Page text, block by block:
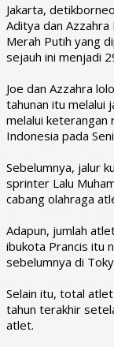
Jakarta,
Aditya dan
Merah Putih yang
sejauh ini menjadi
Joe dan Azzahra
tahunan itu melalui
melalui keterangan
Indonesia pada
Sebelumnya, jalur
sprinter Lalu
cabang olahraga
Adapun, jumlah
ibukota Prancis itu
sebelumnya di
Selain itu, total
tahun terakhir
atlet.